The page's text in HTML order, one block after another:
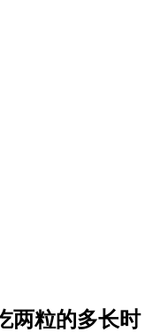
两粒的多长时